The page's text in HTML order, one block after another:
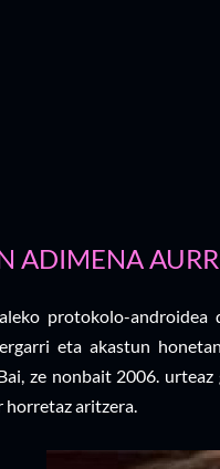
ADIMENA
protokolo-
eta akastun
ze nonbait 2006.
horretaz aritzera.